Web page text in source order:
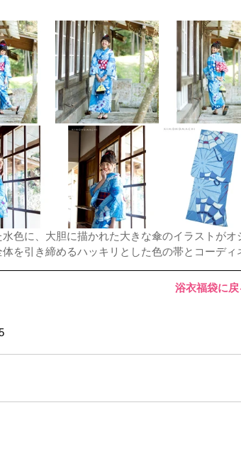
色に、大胆に描かれた大きな傘のイラストがオ
を引き締めるハッキリとした色の帯とコーディ
浴衣福袋に戻